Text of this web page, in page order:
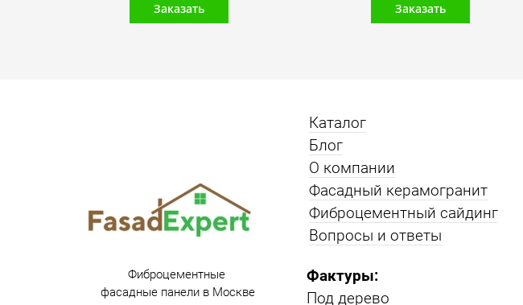
Заказать Заказать
Фактуры:
Под дерево
Каталог
Блог
О компании
Фасадный керамогранит
Фиброцементный сайдинг
Вопросы и ответы
Фиброцементные
фасадные панели в Москве